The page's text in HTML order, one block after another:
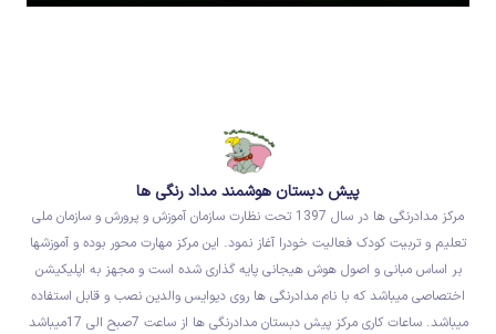
پیش دبستان هوشمند مداد رنگی ها
مرکز مدادرنگی ها در سال 1397 تحت نظارت سازمان آموزش و پرورش و سازمان ملی
تعلیم و تربیت کودک فعالیت خودرا آغاز نمود. این مرکز مهارت محور بوده و آموزشها
بر اساس مبانی و اصول هوش هیجانی پایه گذاری شده است و مجهز به اپلیکیشن
اختصاصی میباشد که با نام مدادرنگی ها روی دیوایس والدین نصب و قابل استفاده
میباشد. ساعات کاری مرکز پیش دبستان مدادرنگی ها از ساعت 7صبح الی 17میباشد